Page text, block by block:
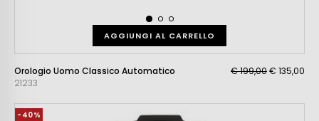
AGGIUNGI AL CARRELLO
Orologio Uomo Classico Automatico
21233
€ 199,00€ 135,00
-40%